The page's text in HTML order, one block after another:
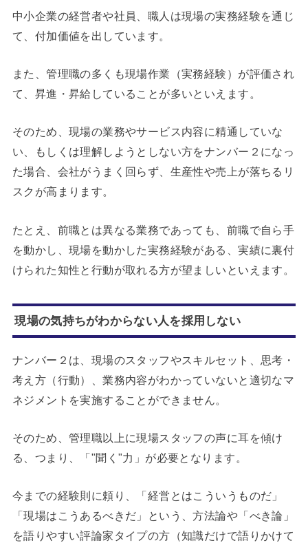
中小企業の経営者や社員、職人は現場の実務経験を通じ
て、付加価値を出しています。
また、管理職の多くも現場作業（実務経験）が評価され
て、昇進・昇給していることが多いといえます。
そのため、現場の業務やサービス内容に精通していな
い、もしくは理解しようとしない方をナンバー２になっ
た場合、会社がうまく回らず、生産性や売上が落ちるリ
スクが高まります。
たとえ、前職とは異なる業務であっても、前職で自ら手
を動かし、現場を動かした実務経験がある、実績に裏付
けられた知性と行動が取れる方が望ましいといえます。
現場の気持ちがわからない人を採用しない
ナンバー２は、現場のスタッフやスキルセット、思考・
考え方（行動）、業務内容がわかっていないと適切なマ
ネジメントを実施することができません。
そのため、管理職以上に現場スタッフの声に耳を傾け
る、つまり、「"聞く"力」が必要となります。
今までの経験則に頼り、「経営とはこういうものだ」
「現場はこうあるべきだ」という、方法論や「べき論」
を語りやすい評論家タイプの方（知識だけで語りかけて